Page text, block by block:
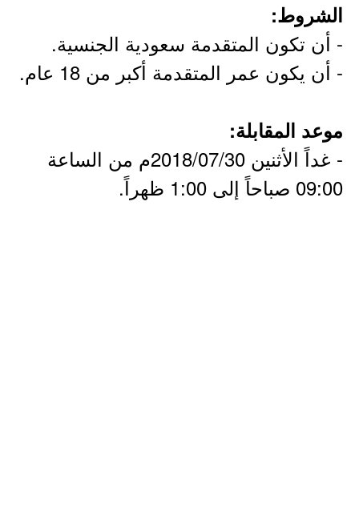
الشروط:
- أن تكون المتقدمة سعودية الجنسية.
- أن يكون عمر المتقدمة أكبر من 18 عام.
موعد المقابلة:
- غداً الأثنين 2018/07/30م من الساعة
09:00 صباحاً إلى 1:00 ظهراً.